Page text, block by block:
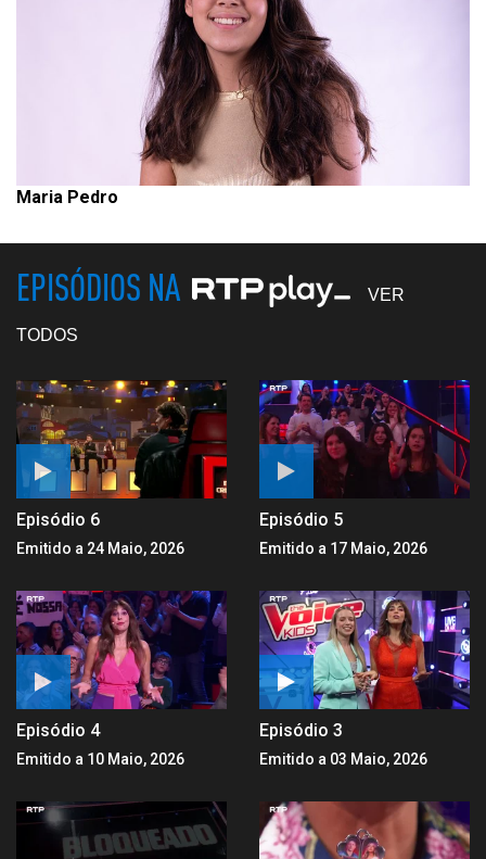
Maria Pedro
EPISÓDIOS NA VER
TODOS
Episódio 6
Emitido a 24 Maio, 2026
Episódio 5
Emitido a 17 Maio, 2026
Episódio 4
Emitido a 10 Maio, 2026
Episódio 3
Emitido a 03 Maio, 2026